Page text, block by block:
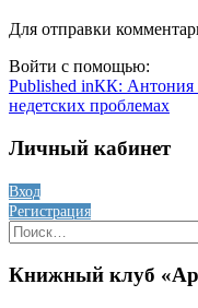
Для отправки
Войти с помощью:
Навигация
по
записям
Published inКК: Антония
недетских проблемах
Личный кабинет
Вход
Регистрация
Найти:
Книжный клуб